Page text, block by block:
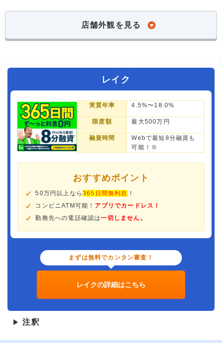
店舗外観を見る
レイク
実質年率 4.5%〜18.0%
限度額 最大500万円
融資時間
Webで最短8分融資も
可能！※
おすすめポイント
50万円以上なら365日間無利息 ！
コンビニATM可能！ アプリでカードレス！
勤務先への電話確認は一切しません。
まずは無料でカンタン審査！
レイクの詳細はこちら
▶ 注釈